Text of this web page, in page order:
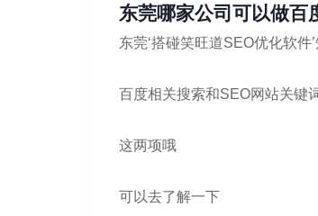
东莞哪家公司可以做百
东莞‘搭碰笑旺道SEO优化软件
百度相关搜索和SEO网站关键
这两项哦
可以去了解一下